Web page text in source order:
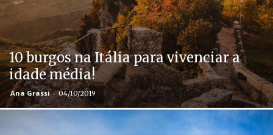
10 burgos na Itália para vivenciar a
idade média!
Ana Grassi - 04/10/2019